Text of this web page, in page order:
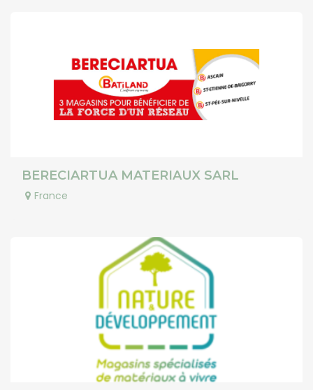
BERECIARTUA MATERIAUX SARL
France